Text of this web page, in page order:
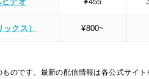
クス） ¥800~
のです。最新の配信情報は各公式サイト